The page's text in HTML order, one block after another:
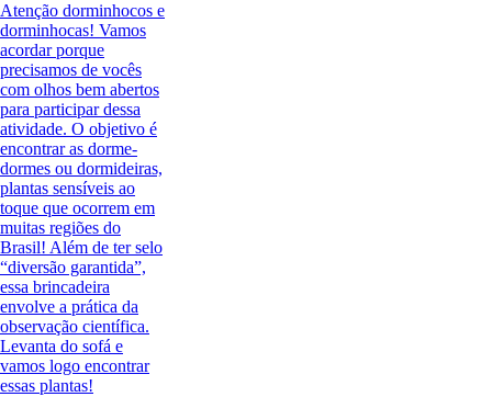
Atenção dorminhocos e
dorminhocas! Vamos
acordar porque
precisamos de vocês
com olhos bem abertos
para participar dessa
atividade. O objetivo é
encontrar as dorme-
dormes ou dormideiras,
plantas sensíveis ao
toque que ocorrem em
muitas regiões do
Brasil! Além de ter selo
“diversão garantida”,
essa brincadeira
envolve a prática da
observação científica.
Levanta do sofá e
vamos logo encontrar
essas plantas!